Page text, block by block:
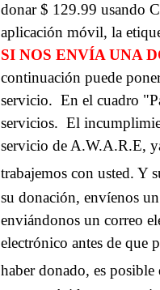
donar $ 129.99 usando
aplicación móvil, la
SI NOS ENVÍA UNA
continuación puede
servicio. En el cuadro
servicios. El
servicio de A.W.A.R.E,
trabajemos con usted. Y
su donación, envíenos
enviándonos un correo
electrónico antes de que
haber donado, es